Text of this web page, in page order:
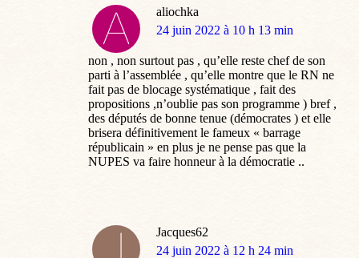
aliochka
dit
24 juin 2022 à 10 h 13 min
non , non surtout pas , qu’elle reste chef de son
parti à l’assemblée , qu’elle montre que le RN ne
fait pas de blocage systématique , fait des
propositions ,n’oublie pas son programme ) bref ,
des députés de bonne tenue (démocrates ) et elle
brisera définitivement le fameux « barrage
républicain » en plus je ne pense pas que la
NUPES va faire honneur à la démocratie ..
Jacques62
dit
24 juin 2022 à 12 h 24 min